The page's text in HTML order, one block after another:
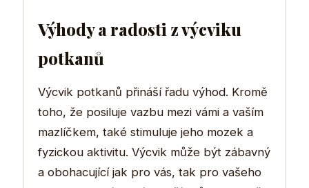
Výhody a radosti z výcviku
potkanů
Výcvik potkanů přináší řadu výhod. Kromě
toho, že posiluje vazbu mezi vámi a vaším
mazlíčkem, také stimuluje jeho mozek a
fyzickou aktivitu. Výcvik může být zábavný
a obohacující jak pro vás, tak pro vašeho